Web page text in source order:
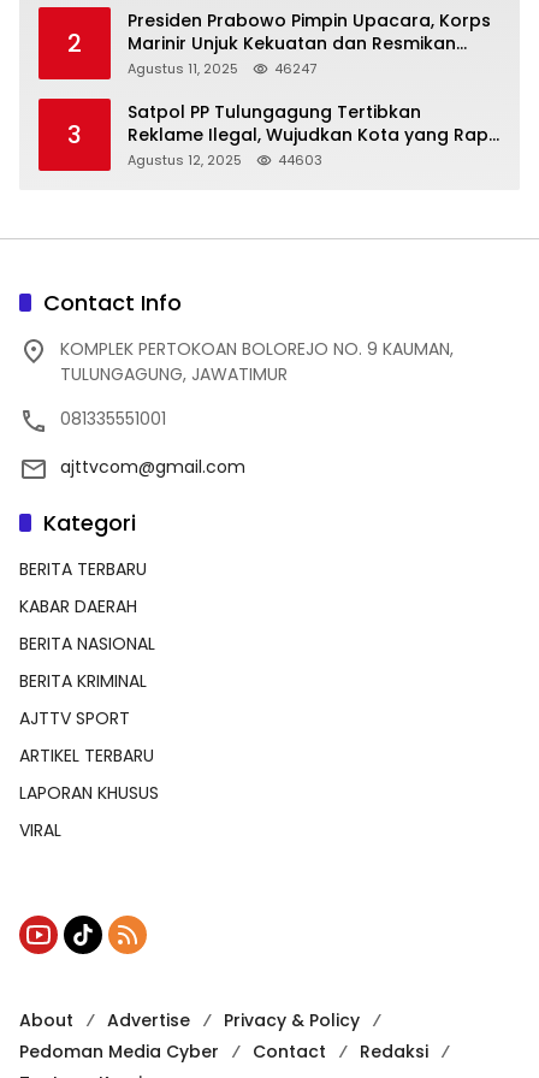
2
Presiden Prabowo Pimpin Upacara, Korps
Marinir Unjuk Kekuatan dan Resmikan
Struktur Baru
Agustus 11, 2025 46247
3
Satpol PP Tulungagung Tertibkan
Reklame Ilegal, Wujudkan Kota yang Rapi
dan Indah
Agustus 12, 2025 44603
Contact Info
KOMPLEK PERTOKOAN BOLOREJO NO. 9 KAUMAN,
TULUNGAGUNG, JAWATIMUR
081335551001
ajttvcom@gmail.com
Kategori
BERITA TERBARU
KABAR DAERAH
BERITA NASIONAL
BERITA KRIMINAL
AJTTV SPORT
ARTIKEL TERBARU
LAPORAN KHUSUS
VIRAL
About Advertise
Privacy & Policy
Pedoman Media Cyber
Contact
Redaksi